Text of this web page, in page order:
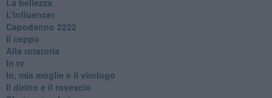
L’Influencer
​Capodanno 2222
Il ceppo
Alla rotatoria
In tv
Io, mia moglie e il virologo
Il diritto e il rovescio